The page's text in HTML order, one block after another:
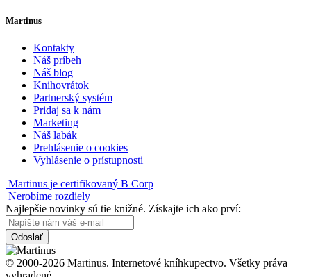
Martinus
Kontakty
Náš príbeh
Náš blog
Knihovrátok
Partnerský systém
Pridaj sa k nám
Marketing
Náš labák
Prehlásenie o cookies
Vyhlásenie o prístupnosti
Martinus je certifikovaný B Corp
Nerobíme rozdiely
Najlepšie novinky sú tie knižné. Získajte ich ako prví:
Odoslať
© 2000-2026 Martinus. Internetové kníhkupectvo. Všetky práva